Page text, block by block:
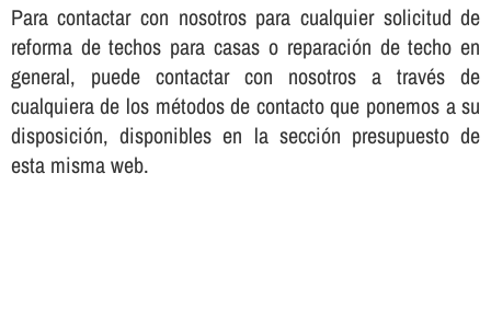
Para contactar con nosotros para cualquier solicitud de
reforma de techos para casas o reparación de techo en
general, puede contactar con nosotros a través de
cualquiera de los métodos de contacto que ponemos a su
disposición, disponibles en la sección presupuesto de
esta misma web.